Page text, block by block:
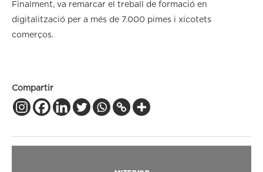
Finalment, va remarcar el treball de formació en
digitalització per a més de 7.000 pimes i xicotets
comerços.
Compartir